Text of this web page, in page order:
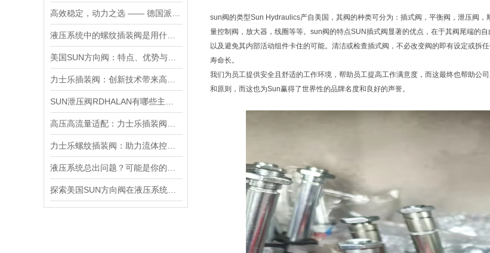
sun阀的类型Sun Hydraulics产自美国，其阀的种类可分为：插式阀，平衡阀，泄压阀
量控制阀，放大器，线圈等等。sun阀的特点SUN插式阀显著的优点，在于其阀尾端的
以及避免其内部活动组件卡住的可能。清洁或检查插式阀，不必改变阀的即有设定或
寿命长。
我们为员工提供安全且舒适的工作环境，帮助员工提高工作满意度，而这最终也帮助
和原则，而这也为Sun赢得了世界性的品牌名度和良好的声誉。